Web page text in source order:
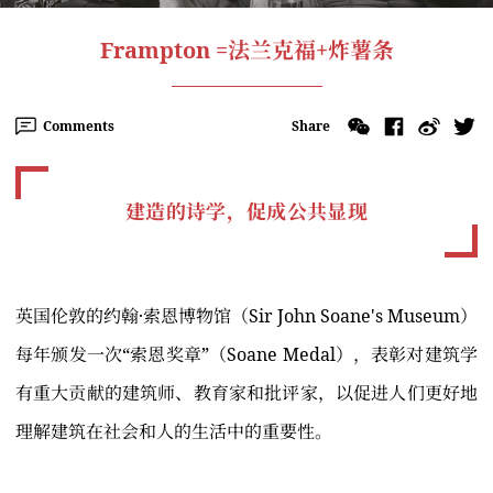
Frampton =法兰克福+炸薯条
Comments Share
建造的诗学，促成公共显现
英国伦敦的约翰·索恩博物馆（Sir John Soane's Museum）
每年颁发一次“索恩奖章”（Soane Medal），表彰对建筑学
有重大贡献的建筑师、教育家和批评家，以促进人们更好地
理解建筑在社会和人的生活中的重要性。